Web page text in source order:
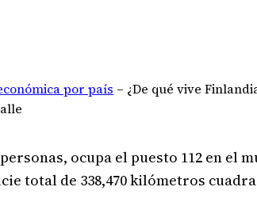
por país – ¿De qué vive
ocupa el puesto 112 en el
total de 338,470 kilómetros